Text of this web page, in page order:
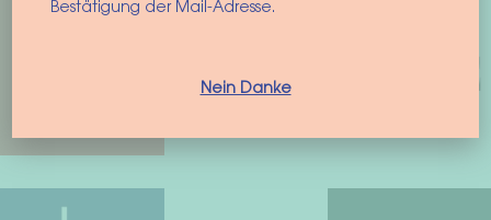
Bestätigung der Mail-Adresse.
Nein Danke